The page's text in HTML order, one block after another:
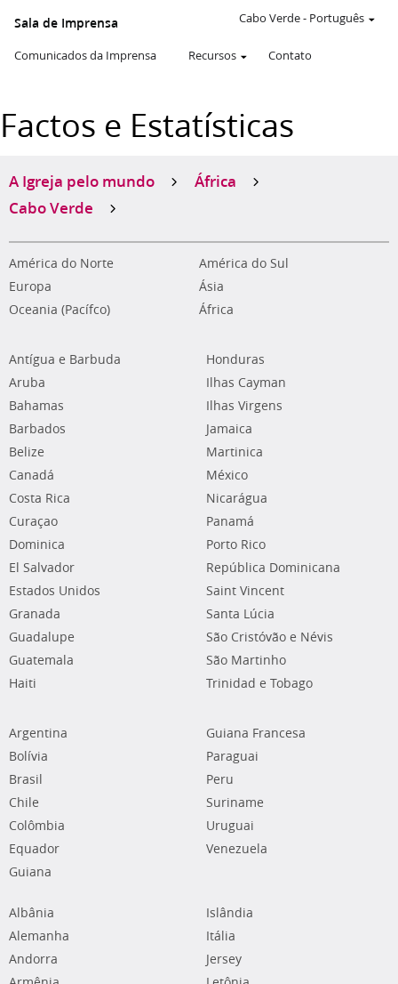
Sala de Imprensa
Comunicados da Imprensa Recursos Contato
Cabo Verde- Português
Factos e Estatísticas
A Igreja pelo mundo
África
Cabo Verde
América do Norte
América do Sul
Europa
Ásia
Oceania (Pacífco)
África
Antígua e Barbuda
Aruba
Bahamas
Barbados
Belize
Canadá
Costa Rica
Curaçao
Dominica
El Salvador
Estados Unidos
Granada
Guadalupe
Guatemala
Haiti
Honduras
Ilhas Cayman
Ilhas Virgens
Jamaica
Martinica
México
Nicarágua
Panamá
Porto Rico
República Dominicana
Saint Vincent
Santa Lúcia
São Cristóvão e Névis
São Martinho
Trinidad e Tobago
Argentina
Bolívia
Brasil
Chile
Colômbia
Equador
Guiana
Guiana Francesa
Paraguai
Peru
Suriname
Uruguai
Venezuela
Albânia
Alemanha
Andorra
Islândia
Itália
Jersey